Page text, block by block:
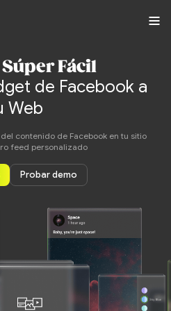
Fácil
de Facebook a
Web
contenido de Facebook en tu sitio
feed personalizado
Probar demo